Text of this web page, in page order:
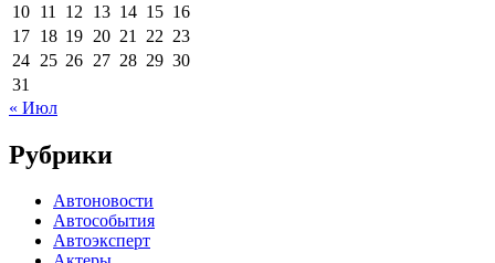
10 11 12 13 14 15 16
17 18 19 20 21 22 23
24 25 26 27 28 29 30
31
« Июл
Рубрики
Автоновости
Автособытия
Автоэксперт